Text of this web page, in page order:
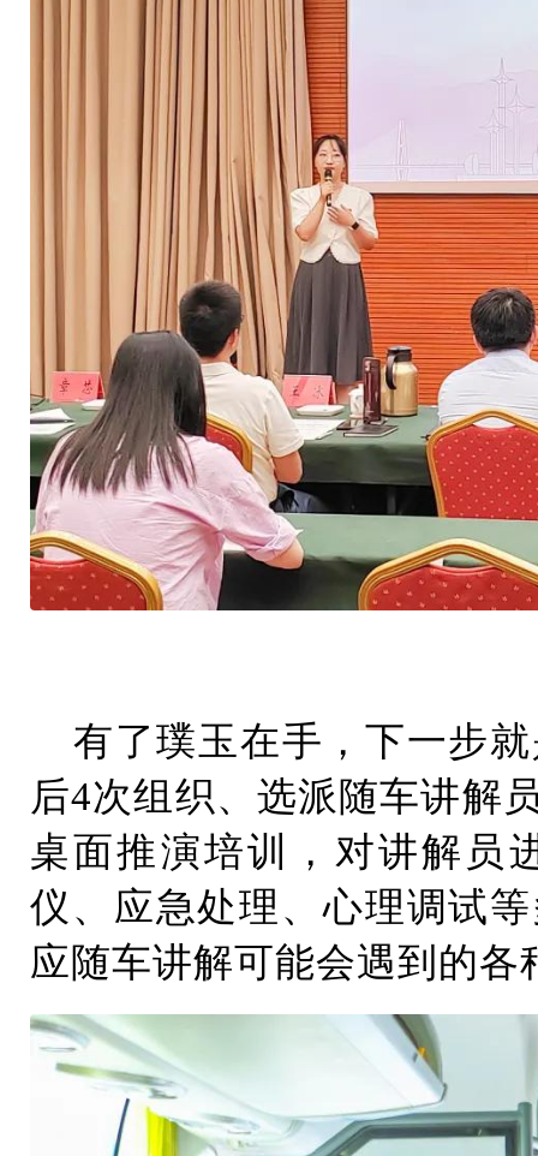
有了璞玉在手，下一步
后4次组织、选派随车讲解
桌面推演培训，对讲解员
仪、应急处理、心理调试
应随车讲解可能会遇到的各